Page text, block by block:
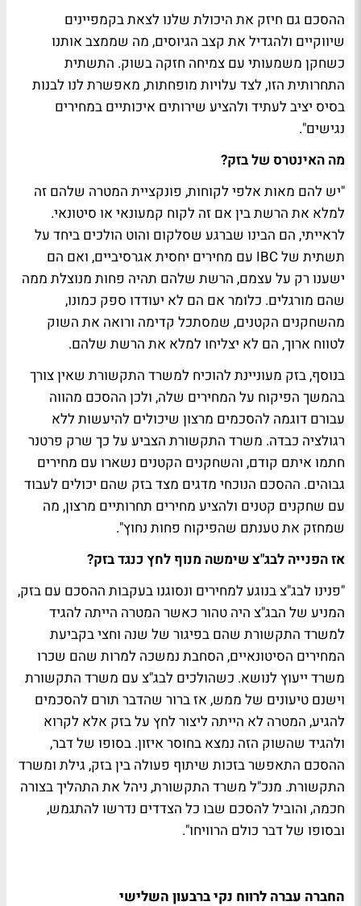
ההסכם גם חיזק את היכולת שלנו לצאת בקמפיינים
שיווקיים ולהגדיל את קצב הגיוסים, מה שממצב אותנו
כשחקן משמעותי עם צמיחה חזקה בשוק. התשתית
התחרותית הזו, לצד עלויות מופחתות, מאפשרת לנו לבנות
בסיס יציב לעתיד ולהציע שירותים איכותיים במחירים
נגישים".
מה האינטרס של בזק?
"יש להם מאות אלפי לקוחות, פונקציית המטרה שלהם זה
למלא את הרשת בין אם זה לקוח קמעונאי או סיטונאי.
לראייתי, הם הבינו שברגע שסלקום והוט הולכים ביחד על
תשתית של IBC עם מחירים יחסית אגרסיביים, ואם הם
ישענו רק על עצמם, הרשת שלהם תהיה פחות מנוצלת ממה
שהם מורגלים. כלומר אם הם לא יעודדו ספק כמונו,
מהשחקנים הקטנים, שמסתכל קדימה ורואה את השוק
לטווח ארוך, הם לא יצליחו למלא את הרשת שלהם.
בנוסף, בזק מעוניינת להוכיח למשרד התקשורת שאין צורך
בהמשך הפיקוח על המחירים שלה, ולכן ההסכם מהווה
עבורם דוגמה להסכמים מרצון שיכולים להיעשות ללא
רגולציה כבדה. משרד התקשורת הצביע על כך שרק פרטנר
חתמו איתם קודם, והשחקנים הקטנים נשארו עם מחירים
גבוהים. ההסכם הנוכחי מדגים מצד בזק שהם יכולים לעבוד
עם שחקנים קטנים ולהציע מחירים תחרותיים מרצון, מה
שמחזק את טענתם שהפיקוח פחות נחוץ".
אז הפנייה לבג"צ שימשה מנוף לחץ כנגד בזק?
"פנינו לבג"צ בנוגע למחירים ונסוגנו בעקבות ההסכם עם בזק,
המניע של הבג"צ היה טהור כאשר המטרה הייתה להגיד
למשרד התקשורת שהם בפיגור של שנה וחצי בקביעת
המחירים הסיטונאיים, הסחבת נמשכה למרות שהם שכרו
משרד ייעוץ לנושא. כשהולכים לבג"צ עם משרד התקשורת
וישנם טיעונים של ממש, אז ברור שהדבר תורם להסכמים
להגיע, המטרה לא הייתה ליצור לחץ על בזק אלא לקרוא
ולהגיד שהשוק הזה נמצא בחוסר איזון. בסופו של דבר,
ההסכם התאפשר בזכות שיתוף פעולה בין בזק, גילת ומשרד
התקשורת. מנכ"ל משרד התקשורת, ניהל את התהליך בצורה
חכמה, והוביל להסכם שבו כל הצדדים נדרשו להתגמש,
ובסופו של דבר כולם הרוויחו".
החברה עברה לרווח נקי ברבעון השלישי